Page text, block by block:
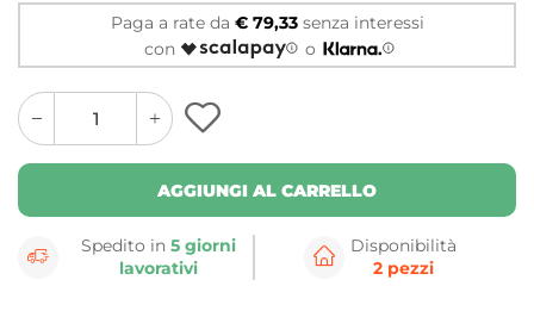
Paga a rate da € 79,33senza interessi
con
o
quantity
button
quantity
minus
button
AGGIUNGI AL CARRELLO
Spedito in5 giorni
lavorativi
Disponibilità
2 pezzi